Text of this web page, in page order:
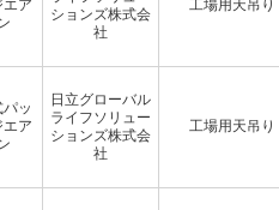
エア
ションズ株式会
社
工場用天吊り
ッ
エア
日立グローバル
ライフソリュー
ションズ株式会
社
工場用天吊り